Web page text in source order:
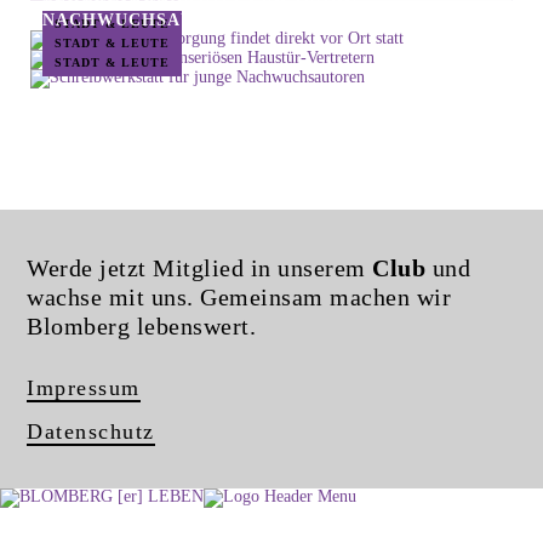
STADT & LEUTE
STADT & LEUTE
NACHWUCHSAUTOREN
STADT & LEUTE
Werde jetzt Mitglied in unserem Club und
wachse mit uns. Gemeinsam machen wir
Blomberg lebenswert.
Impressum
Datenschutz